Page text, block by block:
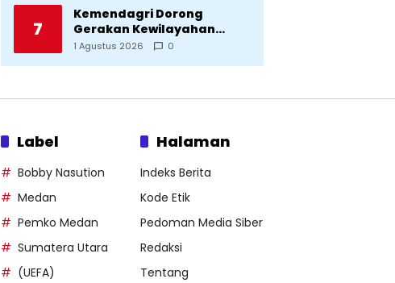
7
Kemendagri Dorong
Gerakan Kewilayahan
Lawan Tuberkulosis
1 Agustus 2026 0
Label
Bobby Nasution
Medan
Pemko Medan
Sumatera Utara
(UEFA)
Halaman
Indeks Berita
Kode Etik
Pedoman Media Siber
Redaksi
Tentang